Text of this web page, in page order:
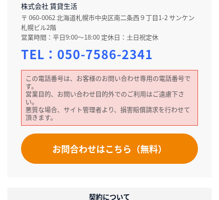
株式会社 賃貸生活
〒 060-0062 北海道札幌市中央区南二条西９丁目1-2 サンケン
札幌ビル2階
営業時間：平日9:00～18:00 定休日：土日祝定休
TEL： 050-7586-2341
この電話番号は、お客様のお問い合わせ専用の電話番号で
す。
営業目的、お問い合わせ目的外でのご利用はご遠慮下さ
い。
悪質な場合、サイト管理者より、損害賠償請求を行わせて
頂きます。
お問合わせはこちら（無料）
契約について